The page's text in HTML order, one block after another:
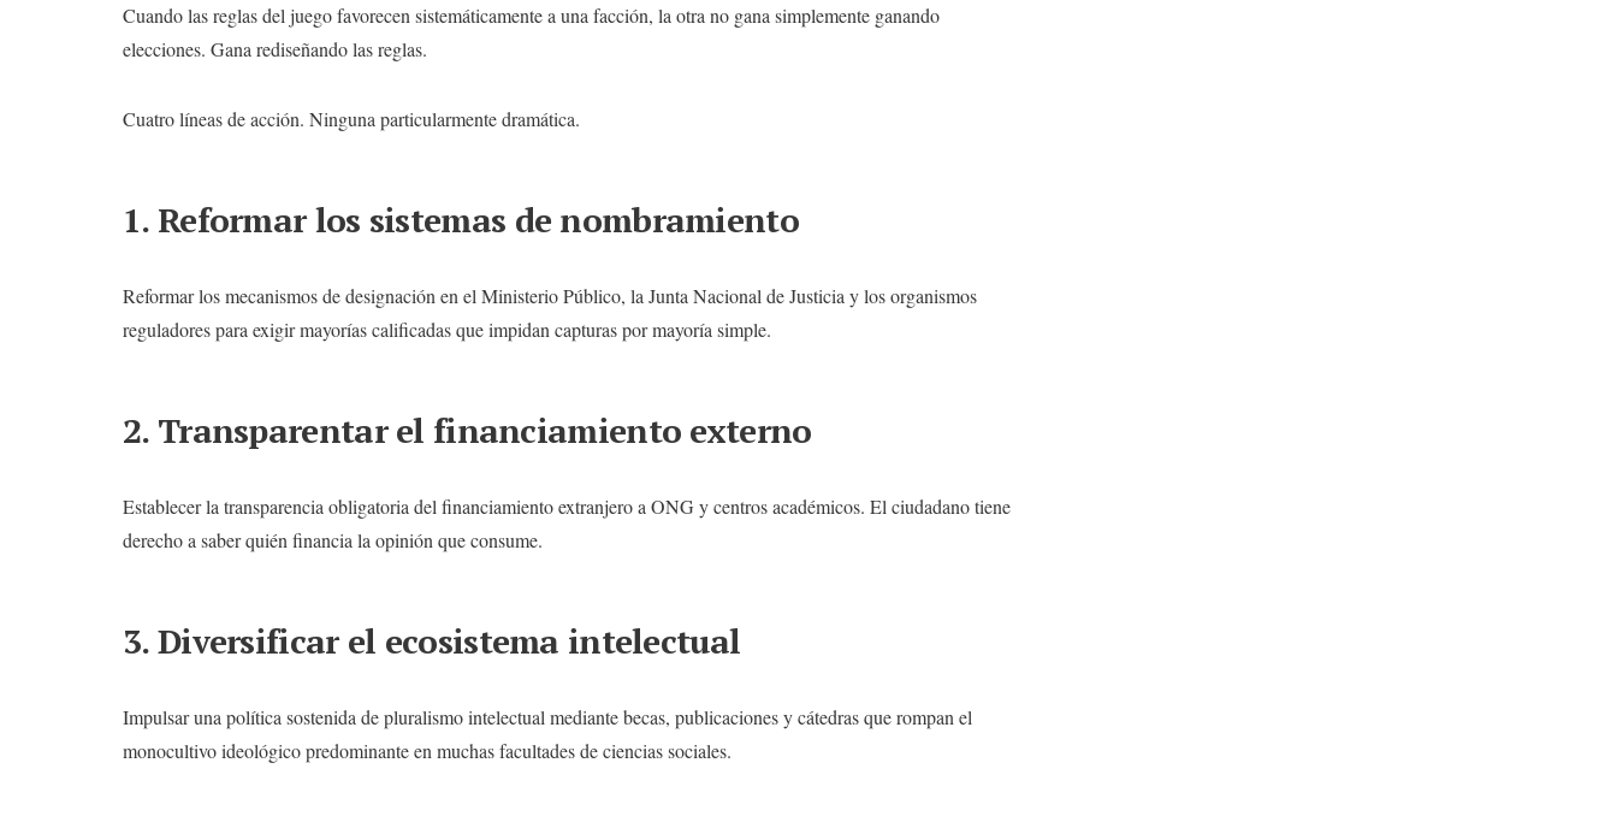
Cuando las reglas del juego favorecen sistemáticamente a una facción, la otra no gana simplemente ganando
elecciones. Gana rediseñando las reglas.
Cuatro líneas de acción. Ninguna particularmente dramática.
1. Reformar los sistemas de nombramiento
Reformar los mecanismos de designación en el Ministerio Público, la Junta Nacional de Justicia y los organismos
reguladores para exigir mayorías calificadas que impidan capturas por mayoría simple.
2. Transparentar el financiamiento externo
Establecer la transparencia obligatoria del financiamiento extranjero a ONG y centros académicos. El ciudadano tiene
derecho a saber quién financia la opinión que consume.
3. Diversificar el ecosistema intelectual
Impulsar una política sostenida de pluralismo intelectual mediante becas, publicaciones y cátedras que rompan el
monocultivo ideológico predominante en muchas facultades de ciencias sociales.